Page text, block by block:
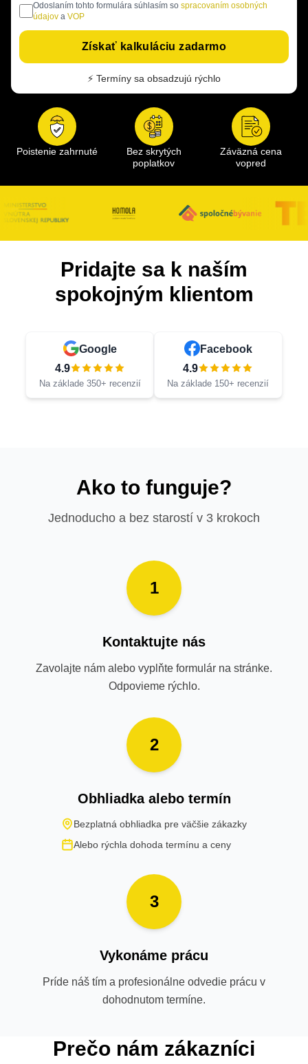
Odoslaním tohto formulára súhlasím so spracovaním osobných
údajov a VOP
Získať kalkuláciu zadarmo
⚡ Termíny sa obsadzujú rýchlo
Poistenie zahrnuté
Bez skrytých
poplatkov
Záväzná cena
vopred
Pridajte sa k naším
spokojným klientom
Google
4.9
Na základe 350+ recenzií
Facebook
4.9
Na základe 150+ recenzií
Ako to funguje?
Jednoducho a bez starostí v 3 krokoch
1
Kontaktujte nás
Zavolajte nám alebo vyplňte formulár na stránke.
Odpovieme rýchlo.
2
Obhliadka alebo termín
Bezplatná obhliadka pre väčšie zákazky
Alebo rýchla dohoda termínu a ceny
3
Vykonáme prácu
Príde náš tím a profesionálne odvedie prácu v
dohodnutom termíne.
Prečo nám zákazníci